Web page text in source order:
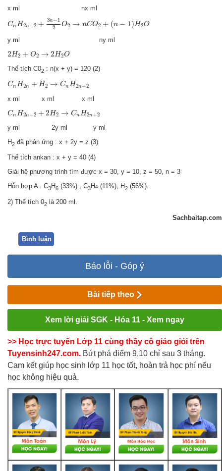
x ml nx ml
Cn H2n−2 + 3n−1
2
O2 → nCO2 + (n − 1) H2O
n− 1
y ml ny ml
2 H2 + O2 → 2 H2O
2 H2 +O2→ 2H2 O
Thể tích C02 : n(x + y) = 120 (2)
CnH2n + H2 → CnH2n+2
Cn H2 + 2→ C nH n+
x ml x ml x ml
Cn H2n−2 + 2 H2 → Cn H2n+2
Cn H2 + 2H2 C nH 2n+
y ml 2y ml y ml
H2 đã phản ứng : x + 2y = z (3)
Thể tích ankan : x + y = 40 (4)
Giải hệ phương trình tìm được x = 30, y = 10, z = 50, n = 3
Hỗn hợp A : C3H6 (33%) ; C3H4 (11%); H2 (56%).
2) Thể tích 02 là 200 ml.
Sachbaitap.com
Bình luận
Báo lỗi - Góp ý
Bài tiếp theo
Xem lời giải SGK - Hóa 11 - Xem ngay
>> Học trực tuyến Lớp 11 cùng thầy cô giáo giỏi trên
Tuyensinh247.com. Bứt phá điểm 9,10 chỉ sau 3 tháng.
Cam kết giúp học sinh lớp 11 học tốt, hoàn trả học phí nếu
học không hiệu quả.